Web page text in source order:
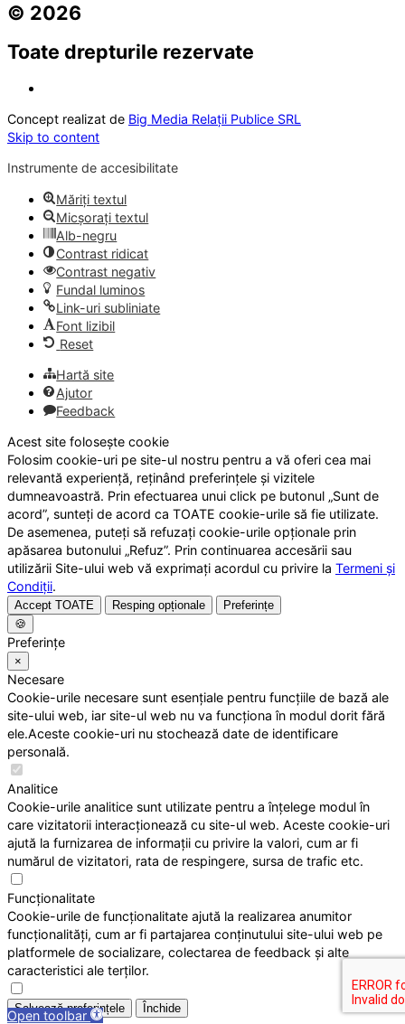
© 2026
Toate drepturile rezervate
Concept realizat de Big Media Relații Publice SRL
Skip to content
Open toolbar
Instrumente de accesibilitate
Măriți textul
Micșorați textul
Alb-negru
Contrast ridicat
Contrast negativ
Fundal luminos
Link-uri subliniate
Font lizibil
Reset
Hartă site
Ajutor
Feedback
Acest site folosește cookie
Folosim cookie-uri pe site-ul nostru pentru a vă oferi cea mai
relevantă experiență, reținând preferințele și vizitele
dumneavoastră. Prin efectuarea unui click pe butonul „Sunt de
acord”, sunteți de acord ca TOATE cookie-urile să fie utilizate.
De asemenea, puteți să refuzați cookie-urile opționale prin
apăsarea butonului „Refuz”. Prin continuarea accesării sau
utilizării Site-ului web vă exprimați acordul cu privire la Termeni și
Condiții.
Accept TOATE Resping opționale
Preferințe
🍪
Preferințe
×
Necesare
Cookie-urile necesare sunt esențiale pentru funcțiile de bază ale
site-ului web, iar site-ul web nu va funcționa în modul dorit fără
ele.Aceste cookie-uri nu stochează date de identificare
personală.
Analitice
Cookie-urile analitice sunt utilizate pentru a înțelege modul în
care vizitatorii interacționează cu site-ul web. Aceste cookie-uri
ajută la furnizarea de informații cu privire la valori, cum ar fi
numărul de vizitatori, rata de respingere, sursa de trafic etc.
Funcționalitate
Cookie-urile de funcționalitate ajută la realizarea anumitor
funcționalități, cum ar fi partajarea conținutului site-ului web pe
platformele de socializare, colectarea de feedback și alte
caracteristici ale terților.
Salvează preferințele Închide